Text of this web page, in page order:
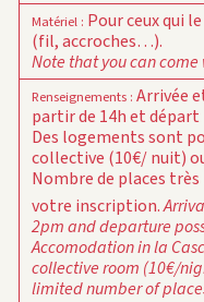
Matériel: Pour ceux qui
(fil, accroches…).
Note that you can
Renseignements: Arrivée
partir de 14h et
Des logements sont
collective (10€/ nuit)
Nombre de places
votre inscription.
2pm and departure
Accomodation in la
collective room (10€/
limited number of